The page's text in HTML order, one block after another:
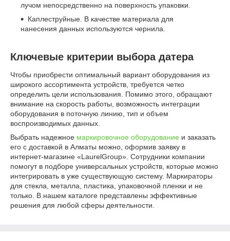
лучом непосредственно на поверхность упаковки.
Каплеструйные. В качестве материала для
нанесения данных используются чернила.
Ключевые критерии выбора датера
Чтобы приобрести оптимальный вариант оборудования из
широкого ассортимента устройств, требуется четко
определить цели использования. Помимо этого, обращают
внимание на скорость работы, возможность интеграции
оборудования в поточную линию, тип и объем
воспроизводимых данных.
Выбрать надежное маркировочное оборудование и заказать
его с доставкой в Алматы можно, оформив заявку в
интернет-магазине «LaurelGroup». Сотрудники компании
помогут в подборе универсальных устройств, которые можно
интегрировать в уже существующую систему. Маркираторы
для стекла, металла, пластика, упаковочной пленки и не
только. В нашем каталоге представлены эффективные
решения для любой сферы деятельности.